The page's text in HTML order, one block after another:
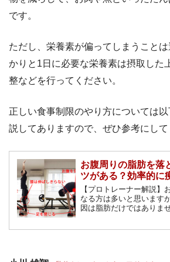
です。
ただし、栄養素が偏ってしまうこと
かりと1日に必要な栄養素は摂取した
整などを行ってください。
正しい食事制限のやり方については
説してありますので、ぜひ参考にして
お腹周りの脂肪を落
ツがある？効率的に
【プロトレーナー解説】
なる方は多いと思います
因は脂肪だけではありま